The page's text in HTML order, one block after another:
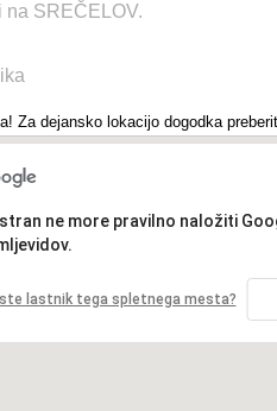
SREČELOV.
Za dejansko lokacijo dogodka
ne more pravilno naložiti
lastnik tega spletnega mesta?